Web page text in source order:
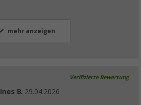
mehr anzeigen
Verifizierte Bewertung
Ines B. 29.04.2026